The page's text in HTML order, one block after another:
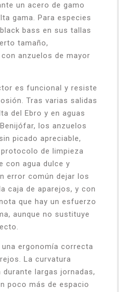
un acero de gamo
gama. Para especies
bass en sus tallas
tamaño,
anzuelos de mayor
es funcional y resiste
Tras varias salidas
del Ebro y en aguas
los anzuelos
picado apreciable,
de limpieza
con agua dulce y
error común dejar los
caja de aparejos, y con
que hay un esfuerzo
aunque no sustituye
ergonomía correcta
La curvatura
largas jornadas,
poco más de espacio